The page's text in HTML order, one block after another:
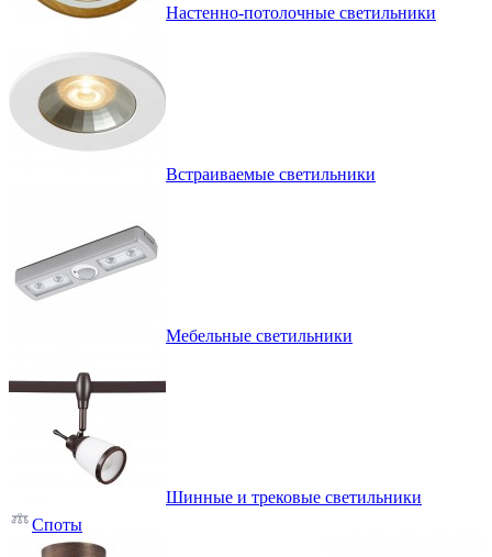
Настенно-потолочные светильники
Встраиваемые светильники
Мебельные светильники
Шинные и трековые светильники
Споты